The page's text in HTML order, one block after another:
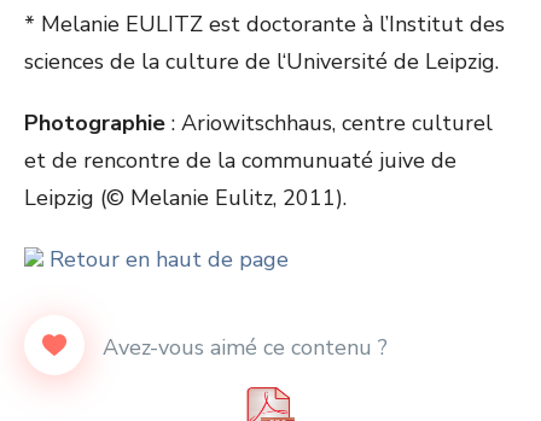
* Melanie EULITZ est doctorante à l’Institut des
sciences de la culture de l‘Université de Leipzig.
Photographie : Ariowitschhaus, centre culturel
et de rencontre de la communuaté juive de
Leipzig (© Melanie Eulitz, 2011).
Retour en haut de page